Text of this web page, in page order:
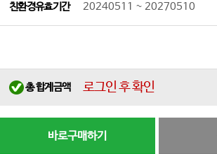
친환경유효기간
20240511 ~ 20270510
총 합계금액 로그인 후 확인
바로구매하기